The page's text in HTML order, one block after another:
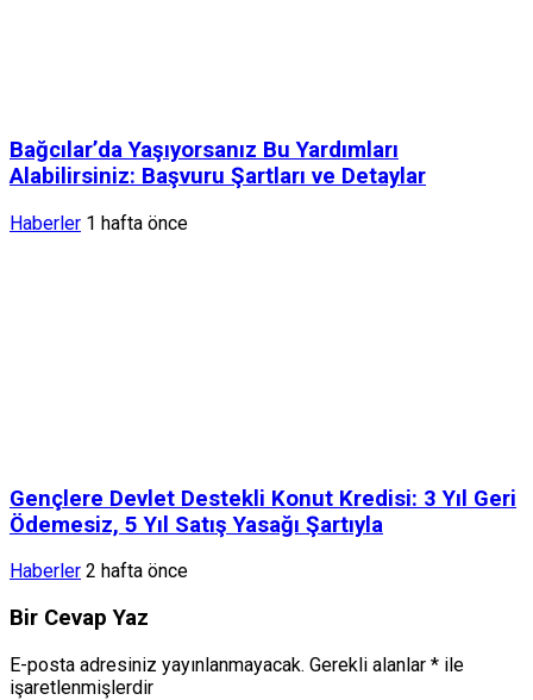
Bağcılar’da Yaşıyorsanız Bu Yardımları
Alabilirsiniz: Başvuru Şartları ve Detaylar
Haberler 1 hafta önce
Gençlere Devlet Destekli Konut Kredisi: 3 Yıl Geri
Ödemesiz, 5 Yıl Satış Yasağı Şartıyla
Haberler 2 hafta önce
Bir Cevap Yaz
E-posta adresiniz yayınlanmayacak. Gerekli alanlar * ile
işaretlenmişlerdir